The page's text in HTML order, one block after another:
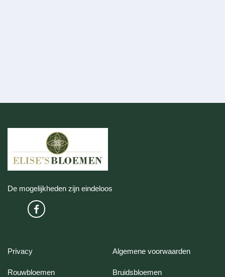
De mogelijkheden zijn eindeloos
Privacy Algemene voorwaarden
Rouwbloemen Bruidsbloemen